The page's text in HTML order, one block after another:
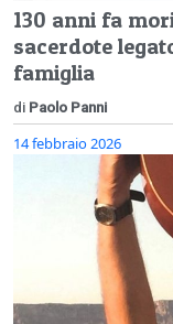
130 anni fa
sacerdote
famiglia
di Paolo Panni
14 febbraio 2026